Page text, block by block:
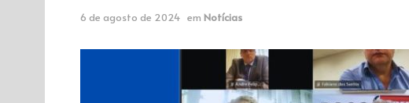
6 de agosto de 2024 em Notícias